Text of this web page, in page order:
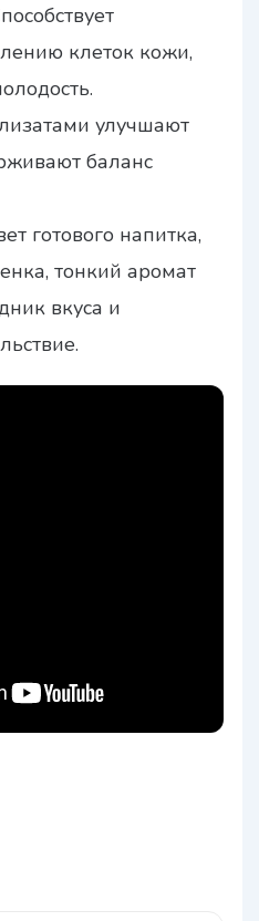
клеток кожи,
улучшают
баланс
готового напитка,
тонкий аромат
вкуса и